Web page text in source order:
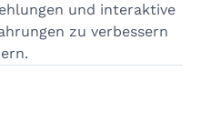
und interaktive
zu verbessern